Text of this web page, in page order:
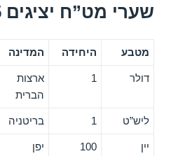
שערי מט”ח יציגים 18/12/2015
מטבע היחידה המדינה
דולר 1
ארצות
הברית
ליש”ט 1 בריטניה
יין 100 יפן